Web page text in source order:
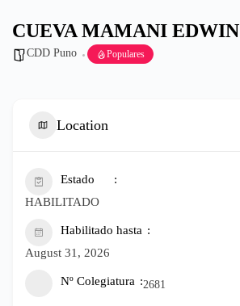
CUEVA MAMANI EDWIN
CDD Puno Populares
Location
Estado
HABILITADO
Habilitado hasta
August 31, 2026
Nº Colegiatura 2681